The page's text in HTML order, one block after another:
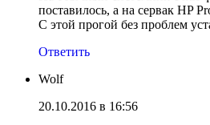
поставилось, а на сервак HP
С этой прогой без проблем
Ответить
Wolf
20.10.2016 в 16:56